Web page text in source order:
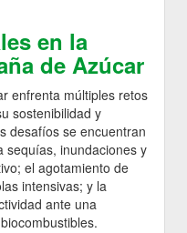
en la
de Azúcar
enfrenta múltiples retos
sostenibilidad y
desafíos se encuentran
sequías, inundaciones y
el agotamiento de
intensivas; y la
ante una